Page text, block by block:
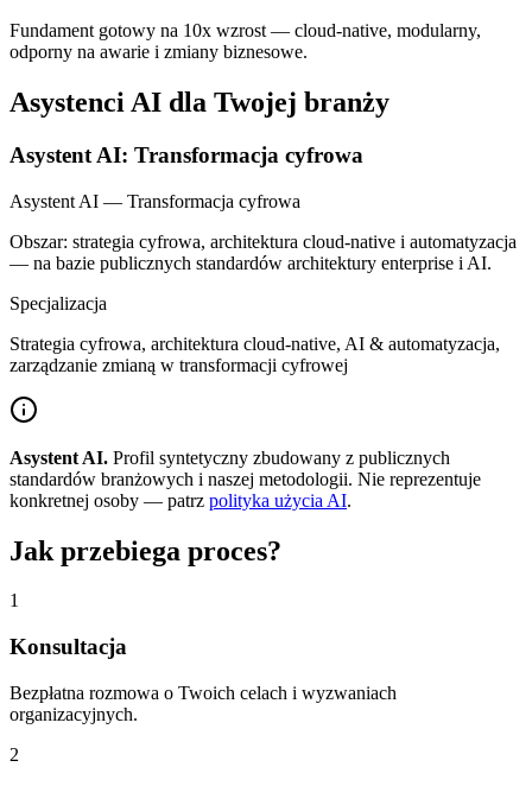
Fundament gotowy na 10x wzrost — cloud-native, modularny,
odporny na awarie i zmiany biznesowe.
Asystenci AI dla Twojej branży
Asystent AI: Transformacja cyfrowa
Asystent AI — Transformacja cyfrowa
Obszar: strategia cyfrowa, architektura cloud-native i automatyzacja
— na bazie publicznych standardów architektury enterprise i AI.
Specjalizacja
Strategia cyfrowa, architektura cloud-native, AI & automatyzacja,
zarządzanie zmianą w transformacji cyfrowej
Asystent AI. Profil syntetyczny zbudowany z publicznych
standardów branżowych i naszej metodologii. Nie reprezentuje
konkretnej osoby — patrz polityka użycia AI.
Jak przebiega proces?
1
Konsultacja
Bezpłatna rozmowa o Twoich celach i wyzwaniach
organizacyjnych.
2